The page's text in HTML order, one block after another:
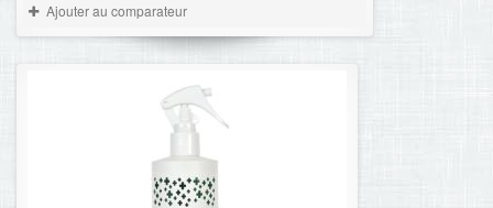
Ajouter au comparateur